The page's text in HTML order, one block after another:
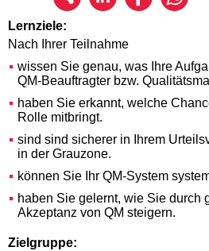
Lernziele:
Nach Ihrer Teilnahme
wissen Sie genau, was Ihre
QM-Beauftragter bzw.
haben Sie erkannt, welche
Rolle mitbringt.
sind sind sicherer in Ihrem
in der Grauzone.
können Sie Ihr QM-System
haben Sie gelernt, wie Sie durch
Akzeptanz von QM steigern.
Zielgruppe: